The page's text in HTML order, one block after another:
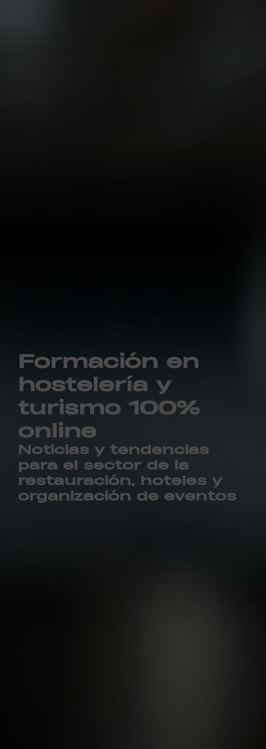
Formación en
hostelería y
turismo 100%
online
Noticias y tendencias
para el sector de la
restauración, hoteles y
organización de eventos